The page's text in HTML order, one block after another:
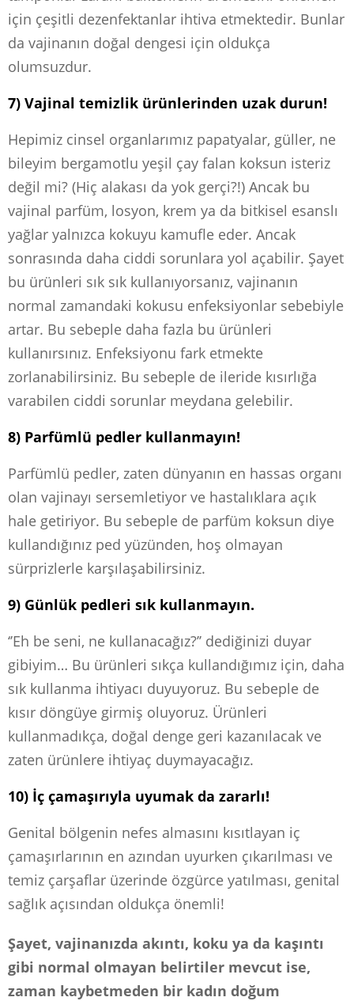
için çeşitli dezenfektanlar ihtiva etmektedir. Bunlar
da vajinanın doğal dengesi için oldukça
olumsuzdur.
7) Vajinal temizlik ürünlerinden uzak durun!
Hepimiz cinsel organlarımız papatyalar, güller, ne
bileyim bergamotlu yeşil çay falan koksun isteriz
değil mi? (Hiç alakası da yok gerçi?!) Ancak bu
vajinal parfüm, losyon, krem ya da bitkisel esanslı
yağlar yalnızca kokuyu kamufle eder. Ancak
sonrasında daha ciddi sorunlara yol açabilir. Şayet
bu ürünleri sık sık kullanıyorsanız, vajinanın
normal zamandaki kokusu enfeksiyonlar sebebiyle
artar. Bu sebeple daha fazla bu ürünleri
kullanırsınız. Enfeksiyonu fark etmekte
zorlanabilirsiniz. Bu sebeple de ileride kısırlığa
varabilen ciddi sorunlar meydana gelebilir.
8) Parfümlü pedler kullanmayın!
Parfümlü pedler, zaten dünyanın en hassas organı
olan vajinayı sersemletiyor ve hastalıklara açık
hale getiriyor. Bu sebeple de parfüm koksun diye
kullandığınız ped yüzünden, hoş olmayan
sürprizlerle karşılaşabilirsiniz.
9) Günlük pedleri sık kullanmayın.
‘’Eh be seni, ne kullanacağız?’’ dediğinizi duyar
gibiyim… Bu ürünleri sıkça kullandığımız için, daha
sık kullanma ihtiyacı duyuyoruz. Bu sebeple de
kısır döngüye girmiş oluyoruz. Ürünleri
kullanmadıkça, doğal denge geri kazanılacak ve
zaten ürünlere ihtiyaç duymayacağız.
10) İç çamaşırıyla uyumak da zararlı!
Genital bölgenin nefes almasını kısıtlayan iç
çamaşırlarının en azından uyurken çıkarılması ve
temiz çarşaflar üzerinde özgürce yatılması, genital
sağlık açısından oldukça önemli!
Şayet, vajinanızda akıntı, koku ya da kaşıntı
gibi normal olmayan belirtiler mevcut ise,
zaman kaybetmeden bir kadın doğum